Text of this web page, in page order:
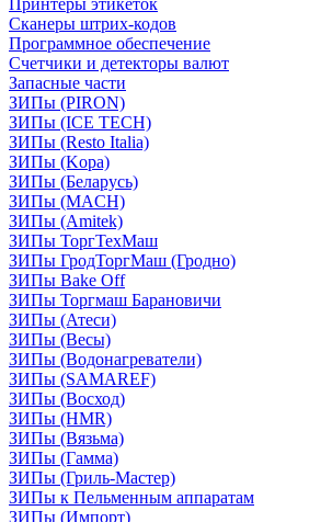
Принтеры этикеток
Сканеры штрих-кодов
Программное обеспечение
Счетчики и детекторы валют
Запасные части
ЗИПы (PIRON)
ЗИПы (ICE TECH)
ЗИПы (Resto Italia)
ЗИПы (Kopa)
ЗИПы (Беларусь)
ЗИПы (MACH)
ЗИПы (Amitek)
ЗИПы ТоргТехМаш
ЗИПы ГродТоргМаш (Гродно)
ЗИПы Bake Off
ЗИПы Торгмаш Барановичи
ЗИПы (Атеси)
ЗИПы (Весы)
ЗИПы (Водонагреватели)
ЗИПы (SAMAREF)
ЗИПы (Восход)
ЗИПы (HMR)
ЗИПы (Вязьма)
ЗИПы (Гамма)
ЗИПы (Гриль-Мастер)
ЗИПы к Пельменным аппаратам
ЗИПы (Импорт)